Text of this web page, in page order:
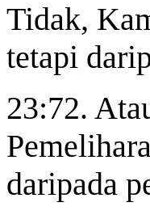
Tidak,
tetapi
23:72.
daripada